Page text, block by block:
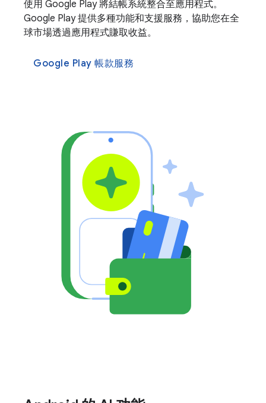
使用 Google Play 將結帳系統整合至應用程式。
Google Play 提供多種功能和支援服務，協助您在全
球市場透過應用程式賺取收益。
Google Play 帳款服務